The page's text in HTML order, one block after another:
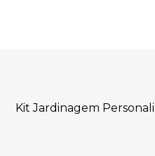
Kit Jardinagem